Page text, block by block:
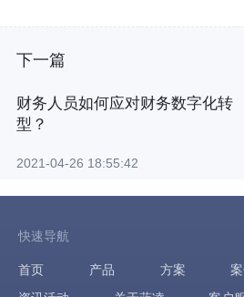
下一篇
财务人员如何应对财务数字化转
型？
2021-04-26 18:55:42
快速导航
首页 产品 方案